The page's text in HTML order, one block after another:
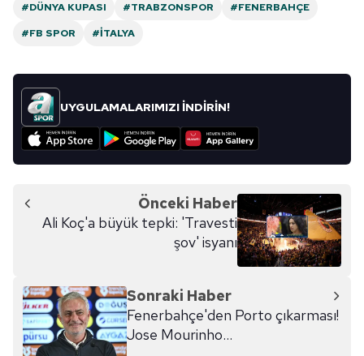
#DÜNYA KUPASI
#TRABZONSPOR
#FENERBAHÇE
#FB SPOR
#İTALYA
UYGULAMALARIMIZI İNDİRİN!
Önceki Haber
Ali Koç'a büyük tepki: 'Travesti
şov' isyanı
Sonraki Haber
Fenerbahçe'den Porto çıkarması!
Jose Mourinho...